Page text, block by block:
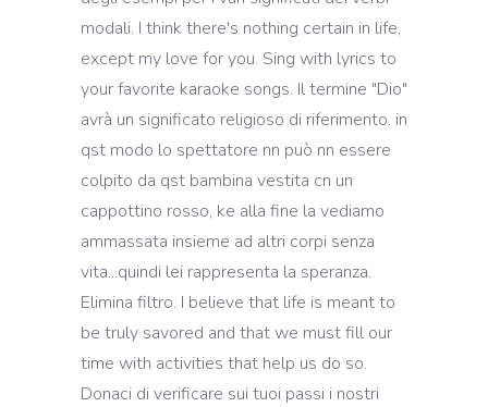
modali. I think there's nothing certain in life,
except my love for you. Sing with lyrics to
your favorite karaoke songs. Il termine "Dio"
avrà un significato religioso di riferimento. in
qst modo lo spettatore nn può nn essere
colpito da qst bambina vestita cn un
cappottino rosso, ke alla fine la vediamo
ammassata insieme ad altri corpi senza
vita...quindi lei rappresenta la speranza.
Elimina filtro. I believe that life is meant to
be truly savored and that we must fill our
time with activities that help us do so.
Donaci di verificare sui tuoi passi i nostri